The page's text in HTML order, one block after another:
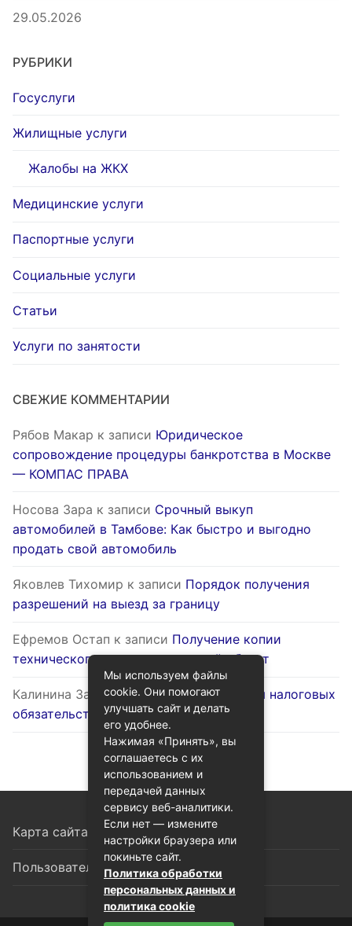
29.05.2026
РУБРИКИ
Госуслуги
Жилищные услуги
Жалобы на ЖКХ
Медицинские услуги
Паспортные услуги
Социальные услуги
Статьи
Услуги по занятости
СВЕЖИЕ КОММЕНТАРИИ
Рябов Макар к записи Юридическое
сопровождение процедуры банкротства в Москве
— КОМПАС ПРАВА
Носова Зара к записи Срочный выкуп
автомобилей в Тамбове: Как быстро и выгодно
продать свой автомобиль
Яковлев Тихомир к записи Порядок получения
разрешений на выезд за границу
Ефремов Остап к записи Получение копии
технического паспорта на жилой объект
Калинина Залинак записиОптимизация налоговых
обязательств через госуслуги
Карта сайта
Пользовательское соглашение
Мы используем файлы
cookie. Они помогают
улучшать сайт и делать
его удобнее.
Нажимая «Принять», вы
соглашаетесь с их
использованием и
передачей данных
сервису веб-аналитики.
Если нет — измените
настройки браузера или
покиньте сайт.
Политика обработки
персональных данных и
политика cookie